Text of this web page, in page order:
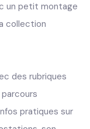
un petit montage
collection
des rubriques
pratiques sur